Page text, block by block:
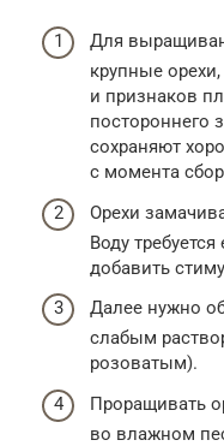
Для
крупные
и признаков
постороннего
сохраняют
с момента
Орехи
Воду
добавить
Далее нужно
слабым
розоватым).
Проращивать
во влажном